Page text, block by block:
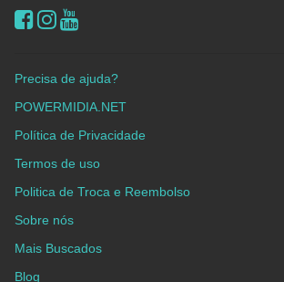
Precisa de ajuda?
POWERMIDIA.NET
Política de Privacidade
Termos de uso
Politica de Troca e Reembolso
Sobre nós
Mais Buscados
Blog